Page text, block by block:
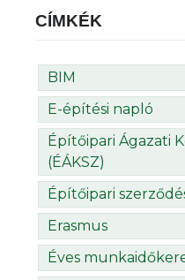
CÍMKÉK
BIM
E-építési napló
Építőipari Ágazati
(ÉÁKSZ)
Építőipari
Erasmus
Éves